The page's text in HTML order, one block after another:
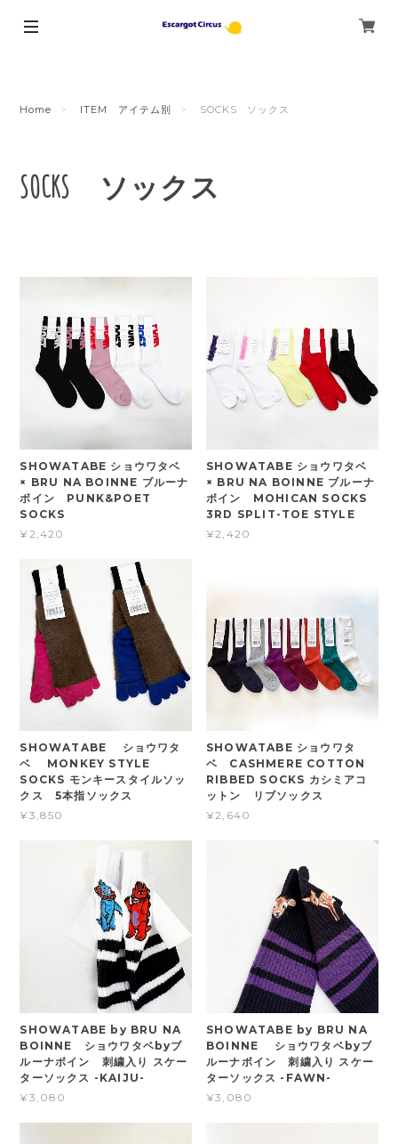
Home ITEM アイテム別 SOCKS ソックス
SOCKS ソックス
SHOWATABE ショウワタベ
× BRU NA BOINNE ブルーナ
ボイン PUNK&POET
SOCKS
¥2,420
SHOWATABE ショウワタベ
× BRU NA BOINNE ブルーナ
ボイン MOHICAN SOCKS
3RD SPLIT-TOE STYLE
¥2,420
SHOWATABE ショウワタ
ベ MONKEY STYLE
SOCKS モンキースタイルソッ
クス 5本指ソックス
¥3,850
SHOWATABE ショウワタ
ベ CASHMERE COTTON
RIBBED SOCKS カシミアコ
ットン リブソックス
¥2,640
SHOWATABE by BRU NA
BOINNE ショウワタベbyブ
ルーナボイン 刺繍入り スケー
ターソックス -KAIJU-
¥3,080
SHOWATABE by BRU NA
BOINNE ショウワタベbyブ
ルーナボイン 刺繍入り スケー
ターソックス -FAWN-
¥3,080